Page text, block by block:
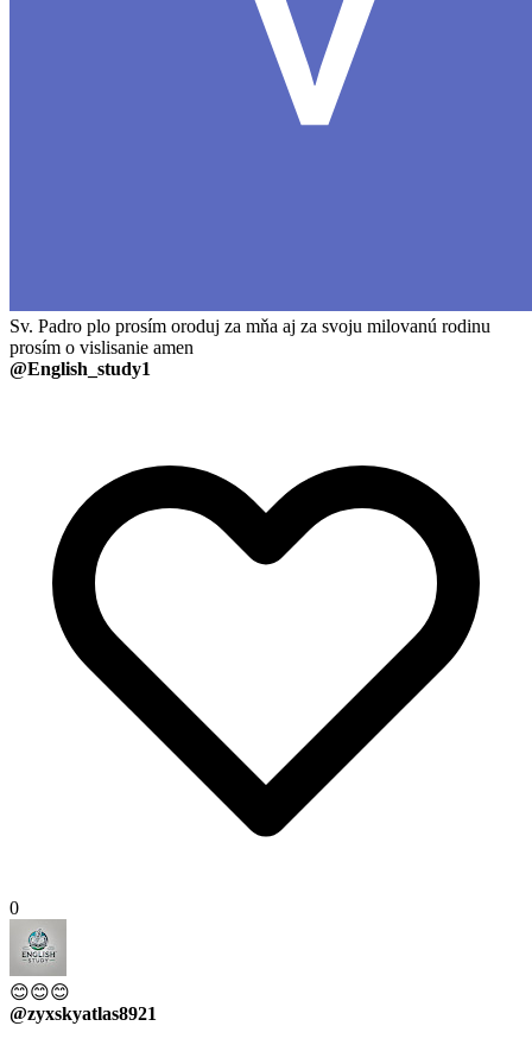
Sv. Padro plo prosím oroduj za mňa aj za svoju milovanú rodinu
prosím o vislisanie amen
@English_study1
0
😊😊😊
@zyxskyatlas8921